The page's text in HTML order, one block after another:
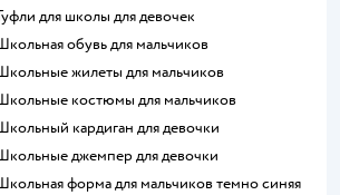
Туфли для школы для девочек
Школьная обувь для мальчиков
Школьные жилеты для мальчиков
Школьные костюмы для мальчиков
Школьный кардиган для девочки
Школьные джемпер для девочки
Школьная форма для мальчиков темно синяя